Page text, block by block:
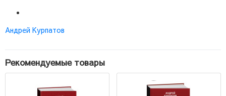
Андрей Курпатов
Рекомендуемые товары